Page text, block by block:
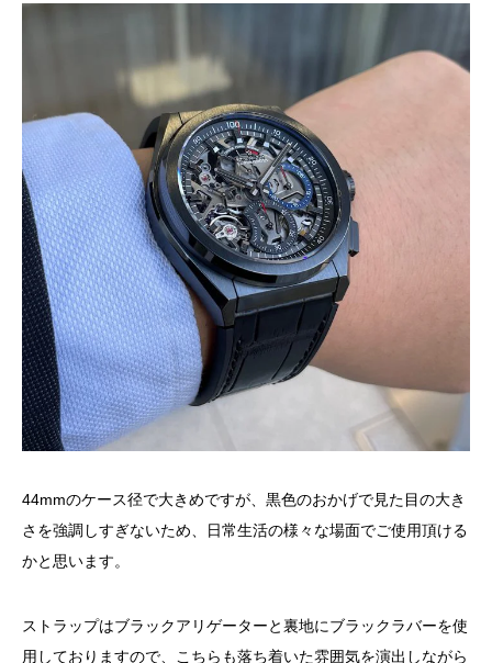
44mmのケース径で大きめですが、黒色のおかげで見た目の大き
さを強調しすぎないため、日常生活の様々な場面でご使用頂ける
かと思います。
ストラップはブラックアリゲーターと裏地にブラックラバーを使
用しておりますので、こちらも落ち着いた雰囲気を演出しながら